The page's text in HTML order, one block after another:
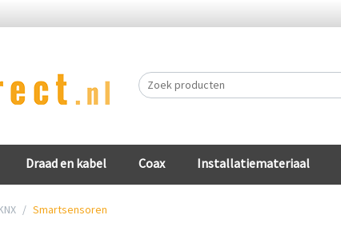
Draad en kabel Coax Installatiemateriaal
/ Smartsensoren